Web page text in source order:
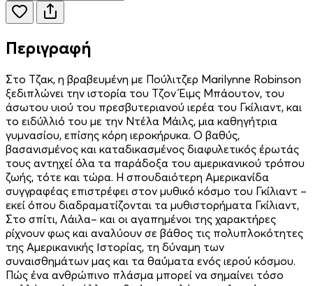
Περιγραφή
Στο Τζακ, η βραβευμένη με Πούλιτζερ Marilynne Robinson
ξεδιπλώνει την ιστορία του Τζον Έιμς Μπάουτον, του
άσωτου υιού του πρεσβυτεριανού ιερέα του Γκίλιαντ, και
το ειδύλλιό του με την Ντέλα Μάιλς, μια καθηγήτρια
γυμνασίου, επίσης κόρη ιεροκήρυκα. Ο βαθύς,
βασανισμένος και καταδικασμένος διαφυλετικός έρωτάς
τους αντηχεί όλα τα παράδοξα του αμερικανικού τρόπου
ζωής, τότε και τώρα. H σπουδαιότερη Αμερικανίδα
συγγραφέας επιστρέφει στον μυθικό κόσμο του Γκίλιαντ –
εκεί όπου διαδραματίζονται τα μυθιστορήματα Γκίλιαντ,
Στο σπίτι, Λάιλα– και οι αγαπημένοι της χαρακτήρες
ρίχνουν φως και αναλύουν σε βάθος τις πολυπλοκότητες
της Αμερικανικής Ιστορίας, τη δύναμη των
συναισθημάτων μας και τα θαύματα ενός ιερού κόσμου.
Πώς ένα ανθρώπινο πλάσμα μπορεί να σημαίνει τόσο